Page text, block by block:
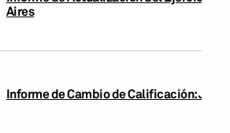
Aires
Informe de Cambio de Calificación: